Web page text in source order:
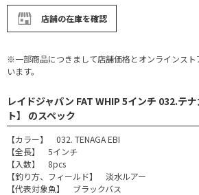
店舗の在庫を確認
※一部商品につきまして店舗価格とオンラインス
います。
レイドジャパン FAT WHIP 5インチ 032.テ
ト】 のスペック
【カラー】 032. TENAGA EBI
【全長】 5インチ
【入数】 8pcs
【釣り方、フィールド】 淡水ルアー
【代表対象魚】 ブラックバス